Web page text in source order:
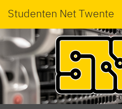
Studenten Net Twente